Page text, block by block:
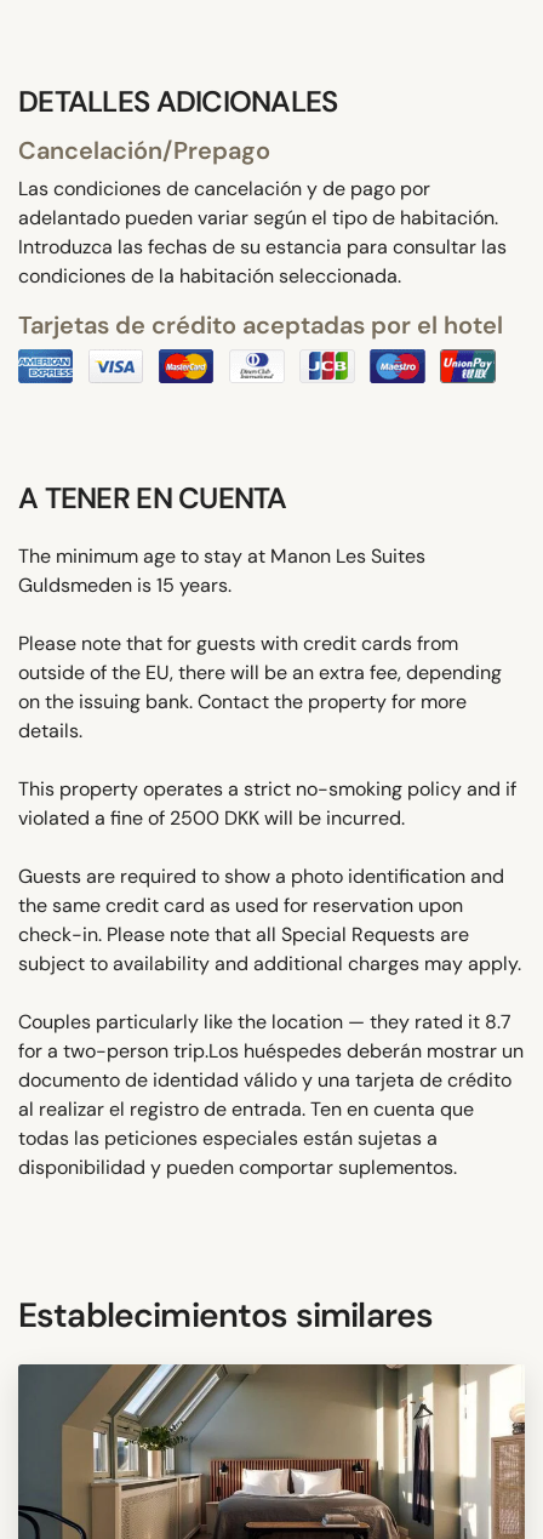
DETALLES ADICIONALES
Cancelación/Prepago
Las condiciones de cancelación y de pago por
adelantado pueden variar según el tipo de habitación.
Introduzca las fechas de su estancia para consultar las
condiciones de la habitación seleccionada.
Tarjetas de crédito aceptadas por el hotel
A TENER EN CUENTA
The minimum age to stay at Manon Les Suites
Guldsmeden is 15 years.
Please note that for guests with credit cards from
outside of the EU, there will be an extra fee, depending
on the issuing bank. Contact the property for more
details.
This property operates a strict no-smoking policy and if
violated a fine of 2500 DKK will be incurred.
Guests are required to show a photo identification and
the same credit card as used for reservation upon
check-in. Please note that all Special Requests are
subject to availability and additional charges may apply.
Couples particularly like the location — they rated it 8.7
for a two-person trip.Los huéspedes deberán mostrar un
documento de identidad válido y una tarjeta de crédito
al realizar el registro de entrada. Ten en cuenta que
todas las peticiones especiales están sujetas a
disponibilidad y pueden comportar suplementos.
Establecimientos similares